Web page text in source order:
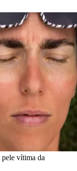
pele vítima da